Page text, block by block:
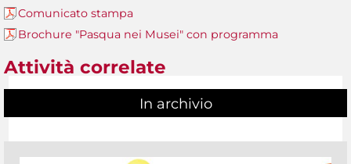
Comunicato stampa
Brochure "Pasqua nei Musei" con programma
Attività correlate
In archivio